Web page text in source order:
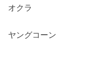
オクラ
ヤングコーン